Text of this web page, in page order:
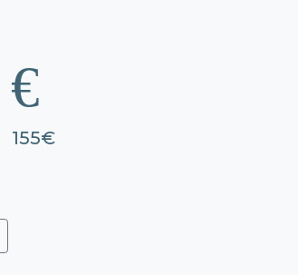
155€